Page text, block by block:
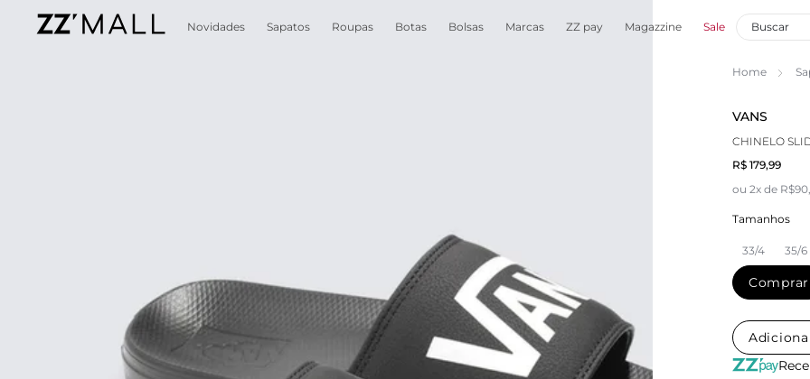
Novidades Sapatos Roupas Botas Bolsas Marcas ZZ pay Magazzine Sale
Home
VANS
CHINELO
R$ 179,99
ou 2x de
Tamanhos
33/4 35/6
Comprar